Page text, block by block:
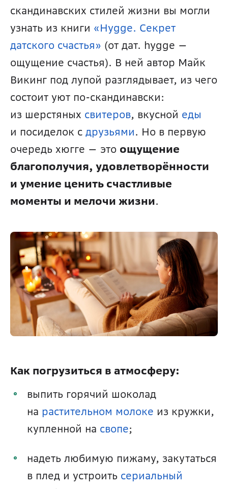
скандинавских стилей жизни вы могли
узнать из книги «Hygge. Секрет
датского счастья» (от дат. hygge —
ощущение счастья). В ней автор Майк
Викинг под лупой разглядывает, из чего
состоит уют по-скандинавски:
из шерстяных свитеров, вкусной еды
и посиделок с друзьями. Но в первую
очередь хюгге — это ощущение
благополучия, удовлетворённости
и умение ценить счастливые
моменты и мелочи жизни.
Как погрузиться в атмосферу:
выпить горячий шоколад
на растительном молоке из кружки,
купленной на свопе;
надеть любимую пижаму, закутаться
в плед и устроить сериальный